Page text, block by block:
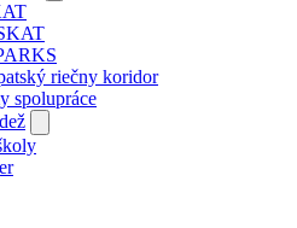
riečny koridor
spolupráce